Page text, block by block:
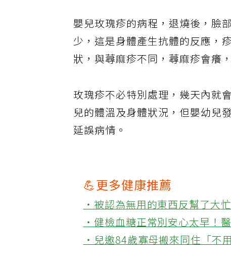
嬰兒玫瑰疹的病程，退燒後，臉
少，這是身體產生抗體的反應，
狀，與蕁麻疹不同，蕁麻疹會癢
玫瑰疹不必特別處理，幾天內就
兒的體溫及身體狀況，但嬰幼兒
延誤病情。
💪更多健康推薦
‧被認為無用的東西反幫了大
‧健檢血糖正常別安心太早！
‧兒邀84歲寡母搬來同住「不